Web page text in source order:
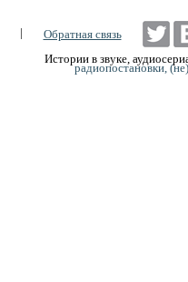
|
Обратная связь
Истории в звуке,
радиопостановки,